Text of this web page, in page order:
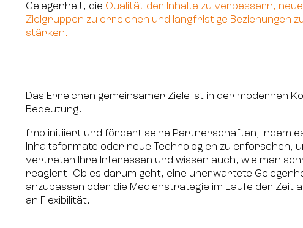
Gelegenheit, die Qualität der Inhalte zu verbessern, neue
Zielgruppen zu erreichen und langfristige Beziehungen
stärken.
Das Erreichen gemeinsamer Ziele ist in der modernen
Bedeutung.
fmp initiiert und fördert seine Partnerschaften, indem
Inhaltsformate oder neue Technologien zu erforschen,
vertreten Ihre Interessen und wissen auch, wie man
reagiert. Ob es darum geht, eine unerwartete
anzupassen oder die Medienstrategie im Laufe der Zeit
an Flexibilität.